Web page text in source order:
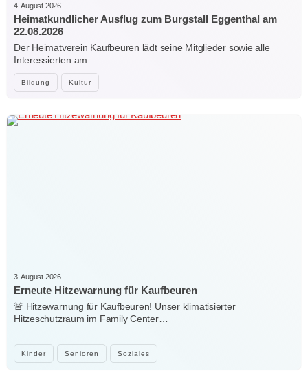
Bildung Kultur
4. August 2026
Heimatkundlicher Ausflug zum Burgstall Eggenthal am
22.08.2026
Der Heimatverein Kaufbeuren lädt seine Mitglieder sowie alle
Interessierten am…
Kinder Senioren Soziales
3. August 2026
Erneute Hitzewarnung für Kaufbeuren
🚨 Hitzewarnung für Kaufbeuren! Unser klimatisierter
Hitzeschutzraum im Family Center…